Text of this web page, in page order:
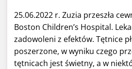
25.06.2022 r. Zuzia przeszła
Boston Children’s Hospital.
zadowoleni z efektów. Tętnice
poszerzone, w wyniku czego
tętnicach jest świetny, a w